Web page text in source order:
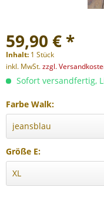
59,90 € *
Inhalt: 1 Stück
inkl. MwSt.zzgl.
Sofort versandfertig,
Farbe Walk:
Größe E: